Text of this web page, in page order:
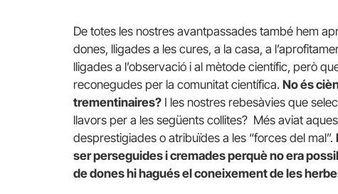
De totes les nostres avantpassades també hem
dones, lligades a les cures, a la casa, a
lligades a l’observació i al mètode científic, però
reconegudes per la comunitat científica. No és
trementinaires? I les nostres rebesàvies que
llavors per a les següents collites? Més aviat
desprestigiades o atribuïdes a les “forces del mal”.
ser perseguides i cremades perquè no era
de dones hi hagués el coneixement de les